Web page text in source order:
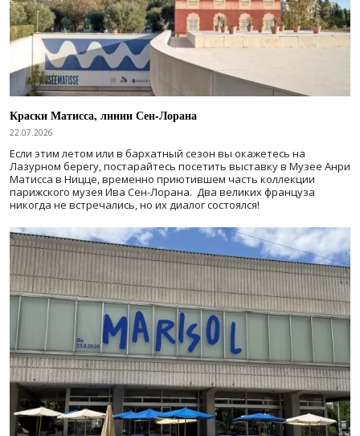
Краски Матисса, линии Сен-Лорана
22.07.2026
Если этим летом или в бархатный сезон вы окажетесь на
Лазурном берегу, постарайтесь посетить выставку в Музее Анри
Матисса в Ницце, временно приютившем часть коллекции
парижского музея Ива Сен-Лорана. Два великих француза
никогда не встречались, но их диалог состоялся!